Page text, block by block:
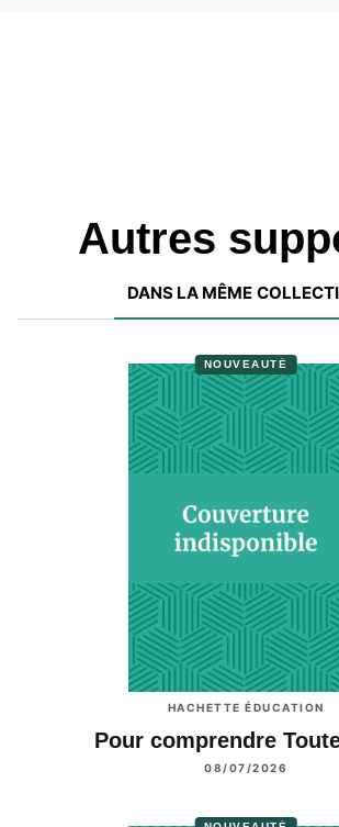
Autres
DANS LA MÊME
NOUVEAUTÉ
HACHETTE ÉDUCATION
Pour comprendre
08/07/2026